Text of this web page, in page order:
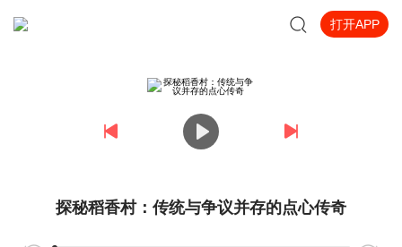
打开APP
探秘稻香村：传统与争议并存的点心传奇